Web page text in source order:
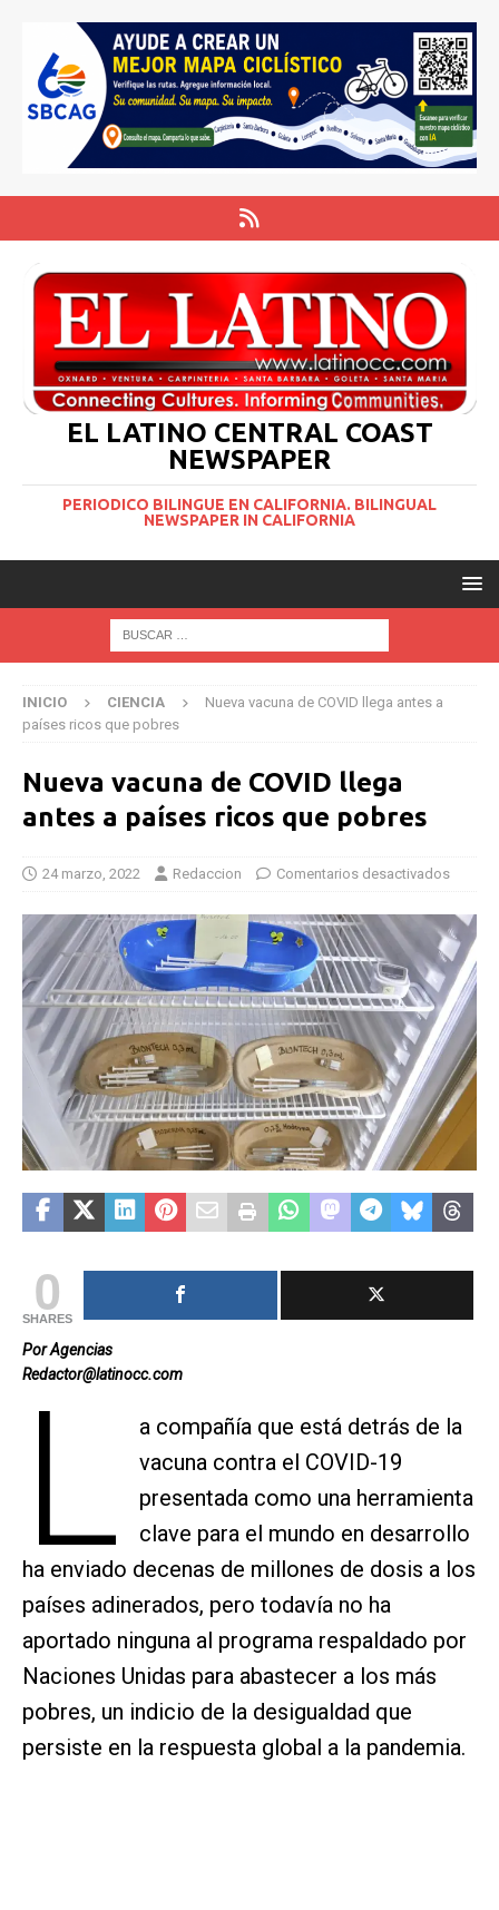
EL LATINO CENTRAL COAST
NEWSPAPER
PERIODICO BILINGUE EN CALIFORNIA. BILINGUAL
NEWSPAPER IN CALIFORNIA
INICIO CIENCIA
Nueva vacuna de COVID llega antes a
países ricos que pobres
Nueva vacuna de COVID llega
antes a países ricos que pobres
24 marzo, 2022 Redaccion Comentarios desactivados
0
SHARES
Por Agencias
Redactor@latinocc.com
L
a compañía que está detrás de la
vacuna contra el COVID-19
presentada como una herramienta
clave para el mundo en desarrollo
ha enviado decenas de millones de dosis a los
países adinerados, pero todavía no ha
aportado ninguna al programa respaldado por
Naciones Unidas para abastecer a los más
pobres, un indicio de la desigualdad que
persiste en la respuesta global a la pandemia.